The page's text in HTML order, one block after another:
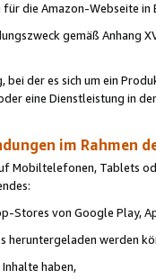
die Amazon-Webseite in
gemäß Anhang
der es sich um ein
eine Dienstleistung in
im Rahmen
Mobiltelefonen, Tablets
Stores von Google Play,
heruntergeladen werden
haben,